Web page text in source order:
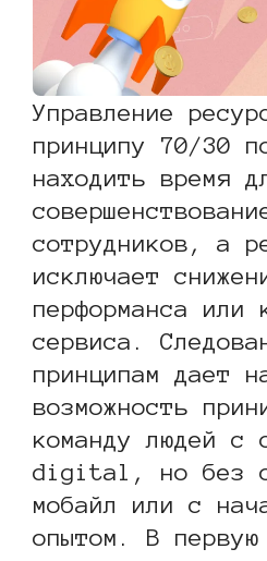
Управление
принципу 70/30
находить время
сотрудников, а
исключает
перформанса или
сервиса.
принципам дает
возможность
команду людей с
digital, но без
мобайл или с
опытом. В первую